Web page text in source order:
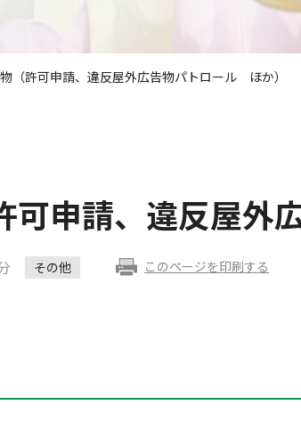
（許可申請、違反屋外広告物パトロール ほか）
可申請、違反屋外
その他 このページを印刷する